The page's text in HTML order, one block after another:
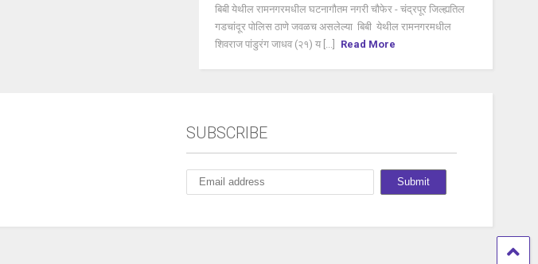
बिबी येथील रामनगरमधील घटनागौतम नगरी चौफेर - चंद्रपूर जिल्ह्यतिल
गडचांदूर पोलिस ठाणे जवळच असलेल्या बिबी येथील रामनगरमधील
शिवराज पांडुरंग जाधव (२१) य [...]
Read More
SUBSCRIBE